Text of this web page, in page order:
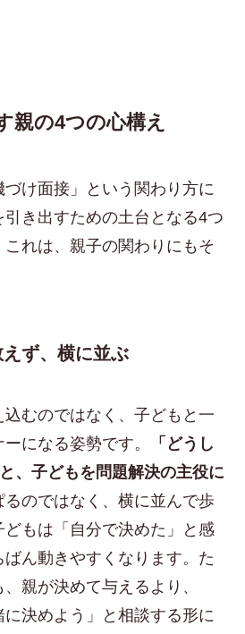
親の4つの心構え
け面接」という関わり方に
き出すための土台となる4つ
れは、親子の関わりにもそ
ず、横に並ぶ
むのではなく、子どもと一
になる姿勢です。
「どうし
、子どもを問題解決の主役に
るのではなく、横に並んで歩
どもは「自分で決めた」と感
ばん動きやすくなります。た
親が決めて与えるより、
に決めよう」と相談する形に